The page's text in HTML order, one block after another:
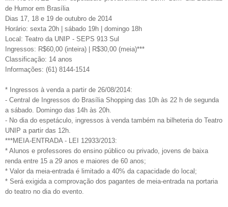
de Humor em Brasília
Dias 17, 18 e 19 de outubro de 2014
Horário: sexta 20h | sábado 19h | domingo 18h
Local: Teatro da UNIP - SEPS 913 Sul
Ingressos: R$60,00 (inteira) | R$30,00 (meia)***
Classificação: 14 anos
Informações: (61) 8144-1514
* Ingressos à venda a partir de 26/08/2014:
- Central de Ingressos do Brasília Shopping das 10h às 22 h de segunda
a sábado. Domingo das 14h às 20h.
- No dia do espetáculo, ingressos à venda também na bilheteria do Teatro
UNIP a partir das 12h.
***MEIA-ENTRADA - LEI 12933/2013:
* Alunos e professores do ensino público ou privado, jovens de baixa
renda entre 15 a 29 anos e maiores de 60 anos;
* Valor da meia-entrada é limitado a 40% da capacidade do local;
* Será exigida a comprovação dos pagantes de meia-entrada na portaria
do teatro no dia do evento.